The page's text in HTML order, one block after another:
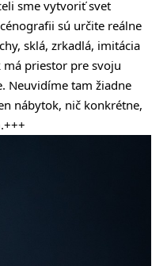
sme vytvoriť svet
sú určite reálne
sklá, zrkadlá, imitácia
priestor pre svoju
Neuvidíme tam žiadne
nábytok, nič konkrétne,